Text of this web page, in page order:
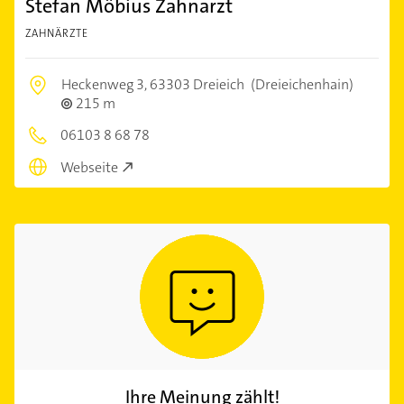
Stefan Möbius Zahnarzt
ZAHNÄRZTE
Heckenweg 3,63303 Dreieich (Dreieichenhain)
215 m
06103 8 68 78
Webseite
Ihre Meinung zählt!